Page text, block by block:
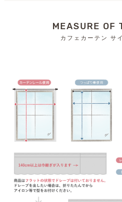
MEASURE OF
カフェカーテン サ